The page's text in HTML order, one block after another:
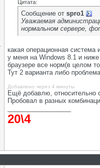
Цитата:
Сообщение от spro1
Уважаемая
нормальном сервере,
какая операционная система
у меня на Windows 8.1 и
браузере все норм(в целом
Тут 2 варианта либо
Добавлено через 4 минуты
Ещё добавлю, относительно
Пробовал в разных
20\4